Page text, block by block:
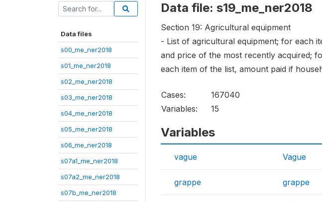
Data files
s00_me_ner2018
s01_me_ner2018
s02_me_ner2018
s03_me_ner2018
s04_me_ner2018
s05_me_ner2018
s06_me_ner2018
s07a1_me_ner2018
s07a2_me_ner2018
s07b_me_ner2018
Data file: s19_me_ner2018
Section 19: Agricultural equipment
- List of agricultural equipment; for each
and price of the most recently acquired;
each item of the list, amount paid if
Cases:
167040
Variables:
15
Variables
vague Vague
grappe grappe